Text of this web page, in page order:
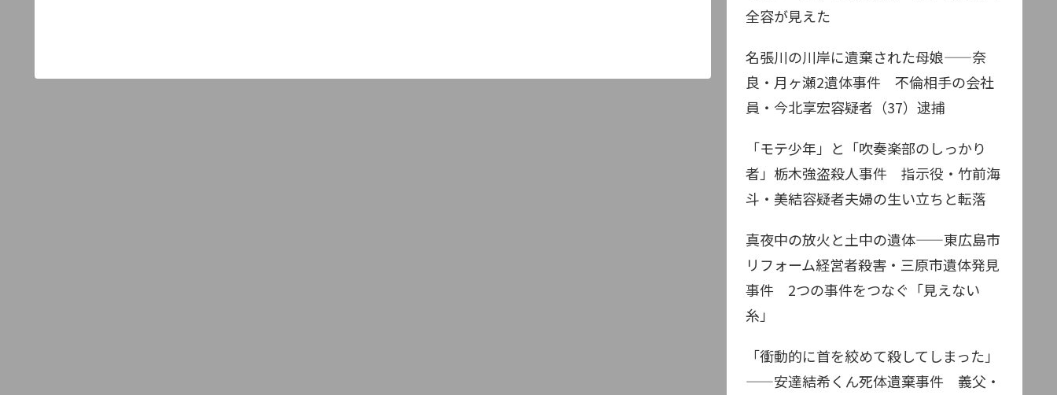
全容が見えた
名張川の川岸に遺棄された母娘——奈
良・月ヶ瀬2遺体事件 不倫相手の会社
員・今北享宏容疑者（37）逮捕
「モテ少年」と「吹奏楽部のしっかり
者」栃木強盗殺人事件 指示役・竹前海
斗・美結容疑者夫婦の生い立ちと転落
真夜中の放火と土中の遺体——東広島市
リフォーム経営者殺害・三原市遺体発見
事件 2つの事件をつなぐ「見えない
糸」
「衝動的に首を絞めて殺してしまった」
——安達結希くん死体遺棄事件 義父・